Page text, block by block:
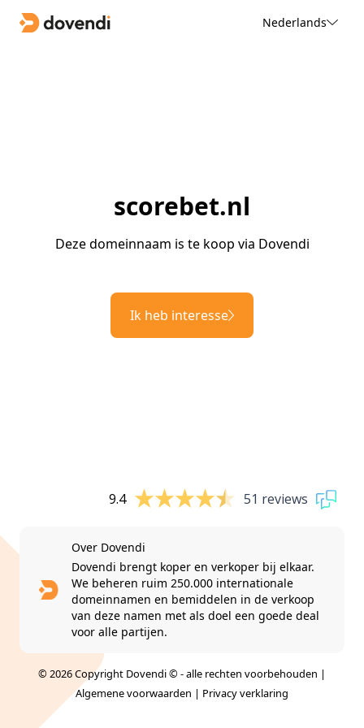
Nederlands
scorebet.nl
Deze domeinnaam is te koop via Dovendi
Ik heb interesse
9.4 51 reviews
Over Dovendi
Dovendi brengt koper en verkoper bij elkaar.
We beheren ruim 250.000 internationale
domeinnamen en bemiddelen in de verkoop
van deze namen met als doel een goede deal
voor alle partijen.
© 2026 Copyright Dovendi © - alle rechten voorbehouden |
Algemene voorwaarden | Privacy verklaring